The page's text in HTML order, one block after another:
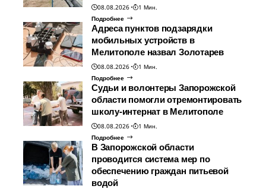
08.08.2026
1 Мин.
Подробнее
Адреса пунктов подзарядки
мобильных устройств в
Мелитополе назвал Золотарев
08.08.2026
1 Мин.
Подробнее
Судьи и волонтеры Запорожской
области помогли отремонтировать
школу-интернат в Мелитополе
08.08.2026
1 Мин.
Подробнее
В Запорожской области
проводится система мер по
обеспечению граждан питьевой
водой